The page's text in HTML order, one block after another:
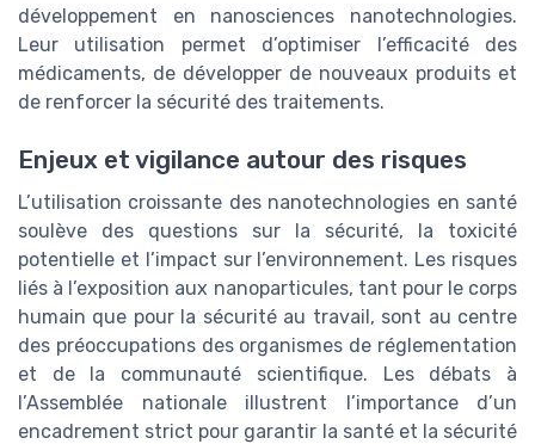
développement en nanosciences nanotechnologies.
Leur utilisation permet d’optimiser l’efficacité des
médicaments, de développer de nouveaux produits et
de renforcer la sécurité des traitements.
Enjeux et vigilance autour des risques
L’utilisation croissante des nanotechnologies en santé
soulève des questions sur la sécurité, la toxicité
potentielle et l’impact sur l’environnement. Les risques
liés à l’exposition aux nanoparticules, tant pour le corps
humain que pour la sécurité au travail, sont au centre
des préoccupations des organismes de réglementation
et de la communauté scientifique. Les débats à
l’Assemblée nationale illustrent l’importance d’un
encadrement strict pour garantir la santé et la sécurité